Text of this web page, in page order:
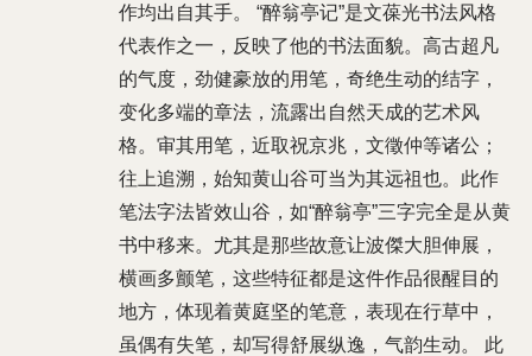
作均出自其手。 “醉翁亭记”是文葆光书法风格
代表作之一，反映了他的书法面貌。高古超凡
的气度，劲健豪放的用笔，奇绝生动的结字，
变化多端的章法，流露出自然天成的艺术风
格。审其用笔，近取祝京兆，文徵仲等诸公；
往上追溯，始知黄山谷可当为其远祖也。此作
笔法字法皆效山谷，如“醉翁亭”三字完全是从黄
书中移来。尤其是那些故意让波傑大胆伸展，
横画多颤笔，这些特征都是这件作品很醒目的
地方，体现着黄庭坚的笔意，表现在行草中，
虽偶有失笔，却写得舒展纵逸，气韵生动。 此